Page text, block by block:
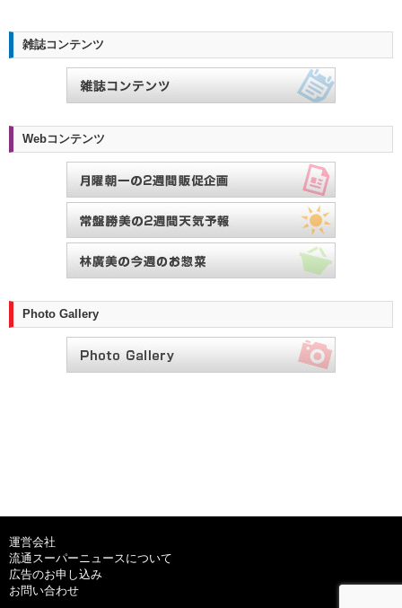
雑誌コンテンツ
Webコンテンツ
Photo Gallery
運営会社
流通スーパーニュースについて
広告のお申し込み
お問い合わせ